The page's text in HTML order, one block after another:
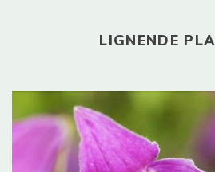
LIGNENDE